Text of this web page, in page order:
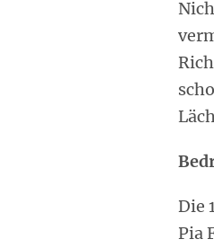
Die
Pia